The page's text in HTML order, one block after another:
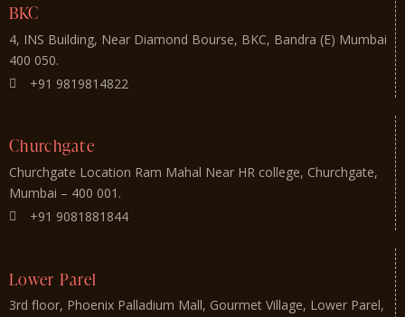
BKC
4, INS Building, Near Diamond Bourse, BKC, Bandra (E) Mumbai
400 050.
+91 9819814822
Churchgate
Churchgate Location Ram Mahal Near HR college, Churchgate,
Mumbai – 400 001.
+91 9081881844
Lower Parel
3rd floor, Phoenix Palladium Mall, Gourmet Village, Lower Parel,